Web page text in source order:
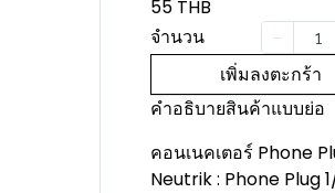
55 THB
จำนวน
เพิ่มลงตะกร้า
คำอธิบายสินค้าแบบย่อ
คอนเนคเตอร์ Phone
Neutrik : Phone Plug